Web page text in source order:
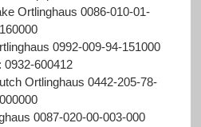
Ortlinghaus 0086-010-01-
160000
0992-009-94-151000
0932-600412
Ortlinghaus 0442-205-78-
000000
0087-020-00-003-000